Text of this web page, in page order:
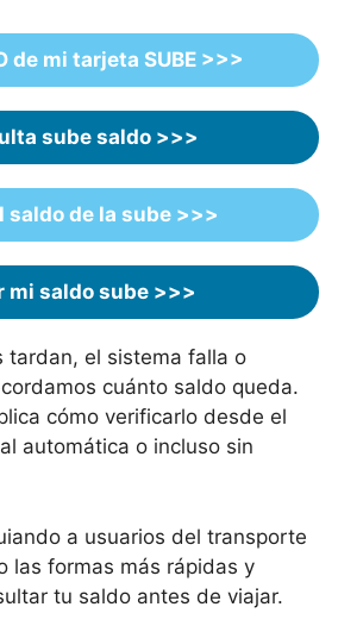
de mi tarjeta SUBE >>>
sube saldo >>>
saldo de la sube >>>
mi saldo sube >>>
tardan, el sistema falla o
cuánto saldo queda.
cómo verificarlo desde el
automática o incluso sin
a usuarios del transporte
las formas más rápidas y
tu saldo antes de viajar.